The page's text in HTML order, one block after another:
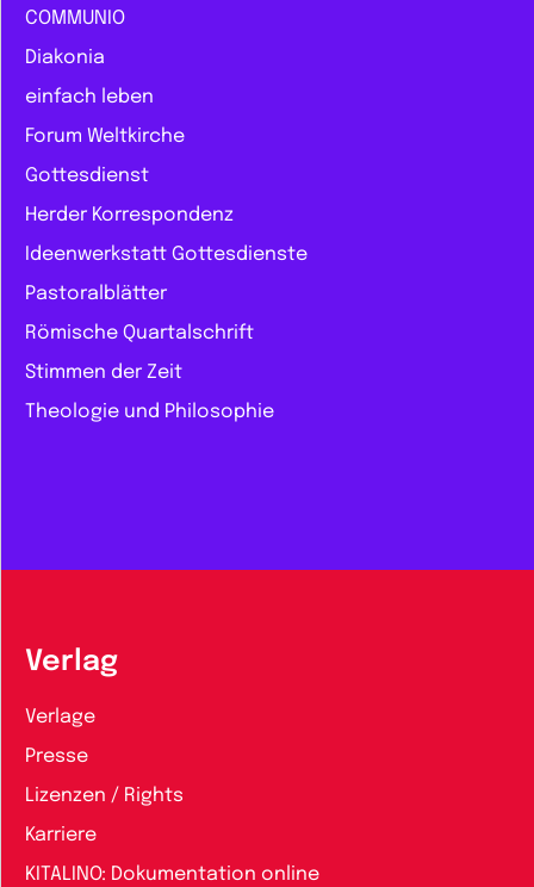
COMMUNIO
Diakonia
einfach leben
Forum Weltkirche
Gottesdienst
Herder Korrespondenz
Ideenwerkstatt Gottesdienste
Pastoralblätter
Römische Quartalschrift
Stimmen der Zeit
Theologie und Philosophie
Verlag
Verlage
Presse
Lizenzen / Rights
Karriere
KITALINO: Dokumentation online